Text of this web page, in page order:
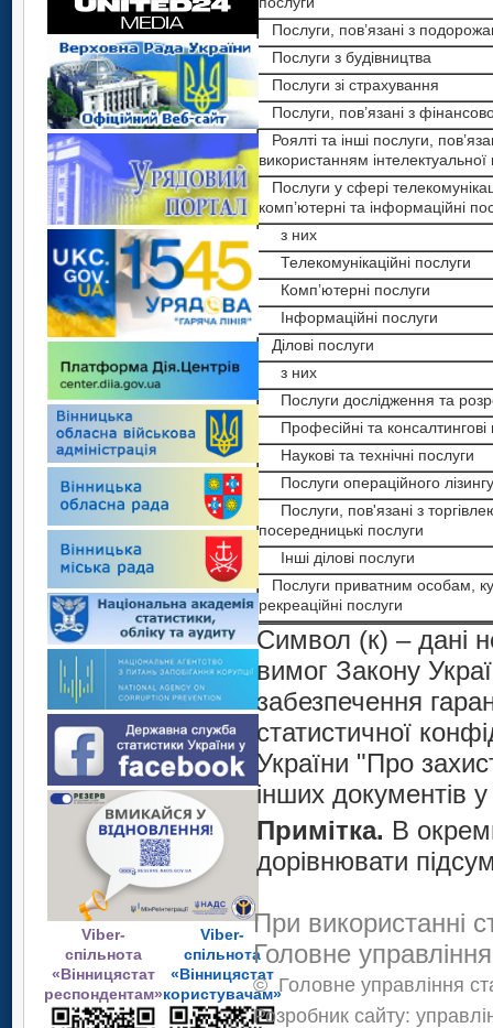
Viber-
спільнота
«Вінницястат
респондентам»
Viber-
спільнота
«Вінницястат
користувачам»
Послуги, пов’язані з
Послуги з будівництва
Послуги зі страхування
Послуги, пов’язані з
Роялті та інші послуги,
використанням інтелектуальної
Послуги у сфері
комп’ютерні та інформаційні
з них
Телекомунікаційні послуги
Комп’ютерні послуги
Інформаційні послуги
Ділові послуги
з них
Послуги дослідження та
Професійні та консалтингові
Наукові та технічні послуги
Послуги операційного лізингу
Послуги, пов'язані з
посередницькі послуги
Інші ділові послуги
Послуги приватним особам,
рекреаційні послуги
Символ (к) – дані
вимог Закону
забезпечення
статистичної
України "Про
інших документів
Примітка. В
дорівнювати
При використанні
Головне
© Головне управління
Розробник сайту: